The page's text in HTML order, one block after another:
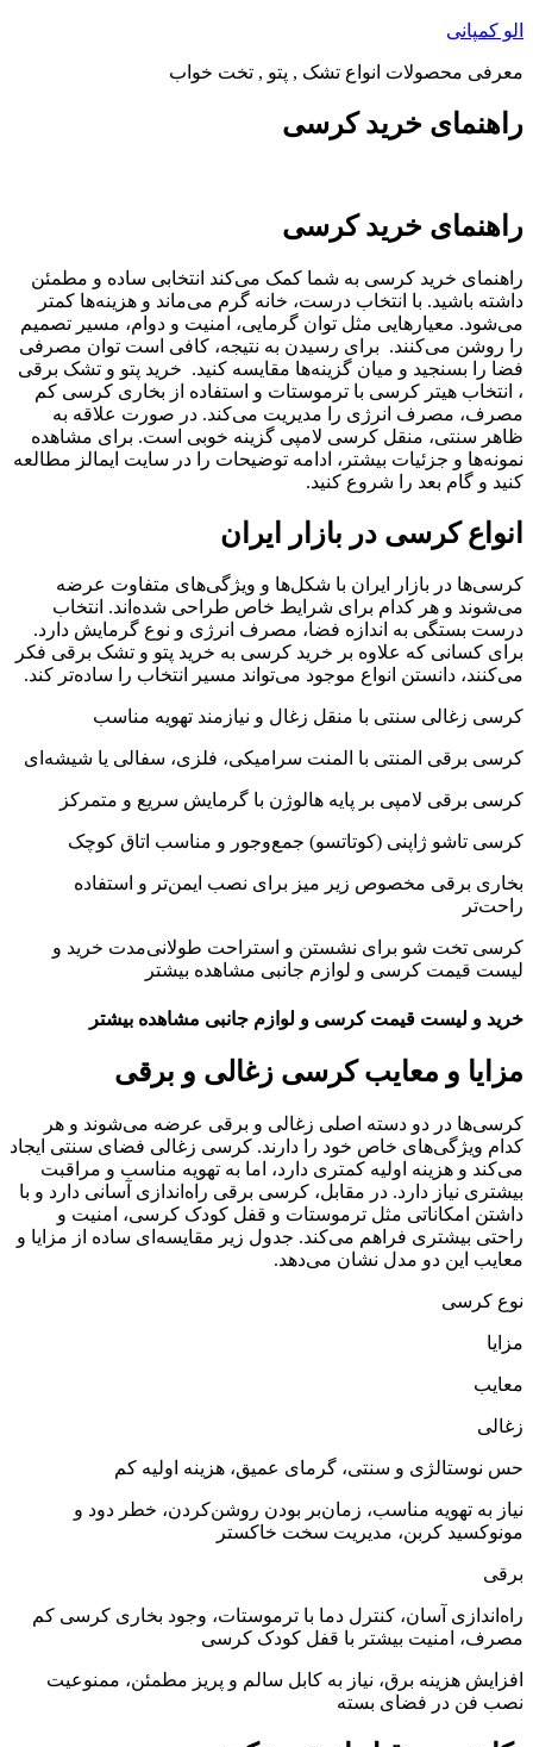
پرش
محتوا
الو کمپانی
معرفی محصولات انواع تشک , پتو , تخت خواب
راهنمای خرید کرسی
راهنمای خرید کرسی
راهنمای خرید کرسی به شما کمک می‌کند انتخابی ساده و مطمئن
داشته باشید. با انتخاب درست، خانه گرم می‌ماند و هزینه‌ها کمتر
می‌شود. معیارهایی مثل توان گرمایی، امنیت و دوام، مسیر تصمیم
را روشن می‌کنند. برای رسیدن به نتیجه، کافی است توان مصرفی
فضا را بسنجید و میان گزینه‌ها مقایسه کنید. خرید پتو و تشک برقی
، انتخاب هیتر کرسی با ترموستات و استفاده از بخاری کرسی کم
مصرف، مصرف انرژی را مدیریت می‌کند. در صورت علاقه به
ظاهر سنتی، منقل کرسی لامپی گزینه خوبی است. برای مشاهده
نمونه‌ها و جزئیات بیشتر، ادامه توضیحات را در سایت ایمالز مطالعه
کنید و گام بعد را شروع کنید.
انواع کرسی در بازار ایران
کرسی‌ها در بازار ایران با شکل‌ها و ویژگی‌های متفاوت عرضه
می‌شوند و هر کدام برای شرایط خاص طراحی شده‌اند. انتخاب
درست بستگی به اندازه فضا، مصرف انرژی و نوع گرمایش دارد.
برای کسانی که علاوه بر خرید کرسی به خرید پتو و تشک برقی فکر
می‌کنند، دانستن انواع موجود می‌تواند مسیر انتخاب را ساده‌تر کند.
کرسی زغالی سنتی با منقل زغال و نیازمند تهویه مناسب
کرسی برقی المنتی با المنت سرامیکی، فلزی، سفالی یا شیشه‌ای
کرسی برقی لامپی بر پایه هالوژن با گرمایش سریع و متمرکز
کرسی تاشو ژاپنی (کوتاتسو) جمع‌وجور و مناسب اتاق کوچک
بخاری برقی مخصوص زیر میز برای نصب ایمن‌تر و استفاده
راحت‌تر
کرسی تخت‌ شو برای نشستن و استراحت طولانی‌مدت خرید و
لیست قیمت کرسی و لوازم جانبی مشاهده بیشتر
خرید و لیست قیمت کرسی و لوازم جانبی مشاهده بیشتر
مزایا و معایب کرسی زغالی و برقی
کرسی‌ها در دو دسته اصلی زغالی و برقی عرضه می‌شوند و هر
کدام ویژگی‌های خاص خود را دارند. کرسی زغالی فضای سنتی ایجاد
می‌کند و هزینه اولیه کمتری دارد، اما به تهویه مناسب و مراقبت
بیشتری نیاز دارد. در مقابل، کرسی برقی راه‌اندازی آسانی دارد و با
داشتن امکاناتی مثل ترموستات و قفل کودک کرسی، امنیت و
راحتی بیشتری فراهم می‌کند. جدول زیر مقایسه‌ای ساده از مزایا و
معایب این دو مدل نشان می‌دهد.
نوع کرسی
مزایا
معایب
زغالی
حس نوستالژی و سنتی، گرمای عمیق، هزینه اولیه کم
نیاز به تهویه مناسب، زمان‌بر بودن روشن‌کردن، خطر دود و
مونوکسید کربن، مدیریت سخت خاکستر
برقی
راه‌اندازی آسان، کنترل دما با ترموستات، وجود بخاری کرسی کم
مصرف، امنیت بیشتر با قفل کودک کرسی
افزایش هزینه برق، نیاز به کابل سالم و پریز مطمئن، ممنوعیت
نصب فن در فضای بسته